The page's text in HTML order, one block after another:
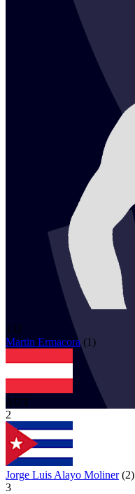
132
Martin Ermacora (1 )
AUT
2
Jorge Luis Alayo Moliner (2)
3